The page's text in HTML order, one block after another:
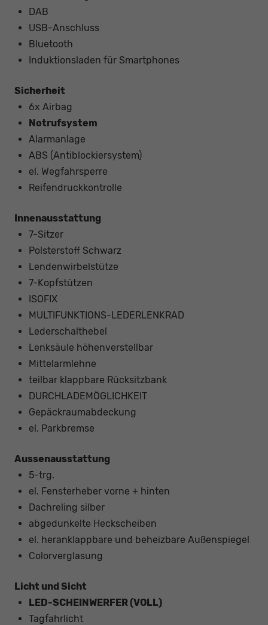
DAB
USB-Anschluss
Bluetooth
Induktionsladen für Smartphones
Sicherheit
6x Airbag
Notrufsystem
Alarmanlage
ABS (Antiblockiersystem)
el. Wegfahrsperre
Reifendruckkontrolle
Innenausstattung
7-Sitzer
Polsterstoff Schwarz
Lendenwirbelstütze
7-Kopfstützen
ISOFIX
MULTIFUNKTIONS-LEDERLENKRAD
Lederschalthebel
Lenksäule höhenverstellbar
Mittelarmlehne
teilbar klappbare Rücksitzbank
DURCHLADEMÖGLICHKEIT
Gepäckraumabdeckung
el. Parkbremse
Aussenausstattung
5-trg.
el. Fensterheber vorne + hinten
Dachreling silber
abgedunkelte Heckscheiben
el. heranklappbare und beheizbare Außenspiegel
Colorverglasung
Licht und Sicht
LED-SCHEINWERFER (VOLL)
Tagfahrlicht